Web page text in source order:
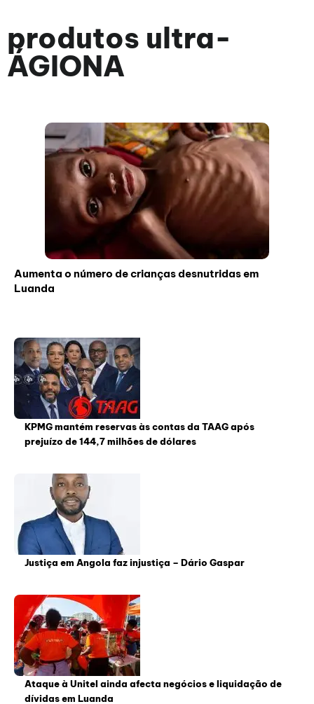
produtos ultra-
ÁGIONA
Aumenta o número de crianças desnutridas em
Luanda
KPMG mantém reservas às contas da TAAG após
prejuízo de 144,7 milhões de dólares
Justiça em Angola faz injustiça – Dário Gaspar
Ataque à Unitel ainda afecta negócios e liquidação de
dívidas em Luanda